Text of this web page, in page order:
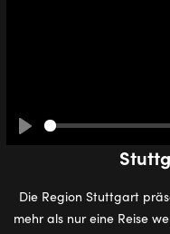
Die Region Stuttgart
mehr als nur eine Reise